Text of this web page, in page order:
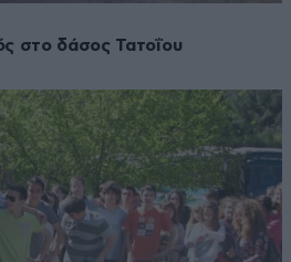
στο δάσος Τατοΐου